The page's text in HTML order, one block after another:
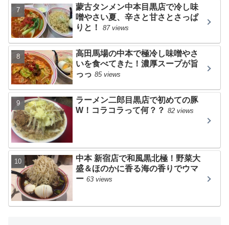
蒙古タンメン中本目黒店で冷し味
噌やさい夏、辛さと甘さとさっぱ
りと！
87 views
高田馬場の中本で極冷し味噌やさ
いを食べてきた！濃厚スープが旨
っっ 85 views
ラーメン二郎目黒店で初めての豚
W！コラコラって何？？ 82 views
中本 新宿店で和風黒北極！野菜大
盛＆ほのかに香る海の香りでウマ
ー 63 views